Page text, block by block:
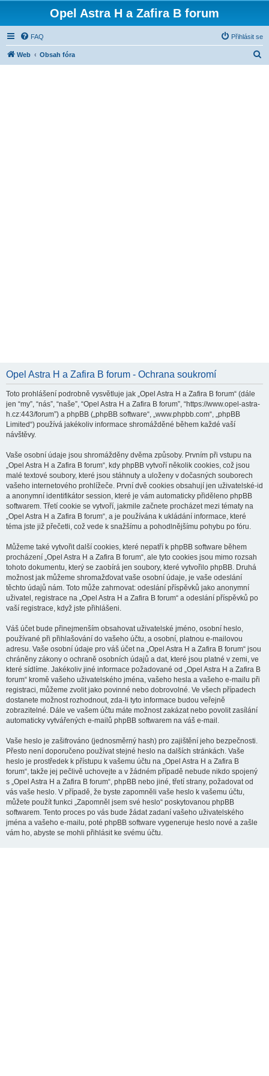
Opel Astra H a Zafira B forum
FAQ Přihlásit se
Web Obsah fóra
Opel Astra H a Zafira B forum - Ochrana soukromí
Toto prohlášení podrobně vysvětluje jak „Opel Astra H a Zafira B forum“ (dále
jen “my”, “nás”, “naše”, “Opel Astra H a Zafira B forum”, “https://www.opel-astra-
h.cz:443/forum”) a phpBB („phpBB software“, „www.phpbb.com“, „phpBB
Limited“) používá jakékoliv informace shromážděné během každé vaší
návštěvy.
Vaše osobní údaje jsou shromážděny dvěma způsoby. Prvním při vstupu na
„Opel Astra H a Zafira B forum“, kdy phpBB vytvoří několik cookies, což jsou
malé textové soubory, které jsou stáhnuty a uloženy v dočasných souborech
vašeho internetového prohlížeče. První dvě cookies obsahují jen uživatelské-id
a anonymní identifikátor session, které je vám automaticky přiděleno phpBB
softwarem. Třetí cookie se vytvoří, jakmile začnete procházet mezi tématy na
„Opel Astra H a Zafira B forum“, a je používána k ukládání informace, které
téma jste již přečetli, což vede k snažšímu a pohodlnějšímu pohybu po fóru.
Můžeme také vytvořit další cookies, které nepatří k phpBB software během
procházení „Opel Astra H a Zafira B forum“, ale tyto cookies jsou mimo rozsah
tohoto dokumentu, který se zaobírá jen soubory, které vytvořilo phpBB. Druhá
možnost jak můžeme shromažďovat vaše osobní údaje, je vaše odeslání
těchto údajů nám. Toto může zahrnovat: odeslání příspěvků jako anonymní
uživatel, registrace na „Opel Astra H a Zafira B forum“ a odeslání příspěvků po
vaší registrace, když jste přihlášeni.
Váš účet bude přinejmenším obsahovat uživatelské jméno, osobní heslo,
používané při přihlašování do vašeho účtu, a osobní, platnou e-mailovou
adresu. Vaše osobní údaje pro váš účet na „Opel Astra H a Zafira B forum“ jsou
chráněny zákony o ochraně osobních údajů a dat, které jsou platné v zemi, ve
které sídlíme. Jakékoliv jiné informace požadované od „Opel Astra H a Zafira B
forum“ kromě vašeho uživatelského jména, vašeho hesla a vašeho e-mailu při
registraci, můžeme zvolit jako povinné nebo dobrovolné. Ve všech případech
dostanete možnost rozhodnout, zda-li tyto informace budou veřejně
zobrazitelné. Dále ve vašem účtu máte možnost zakázat nebo povolit zasílání
automaticky vytvářených e-mailů phpBB softwarem na váš e-mail.
Vaše heslo je zašifrováno (jednosměrný hash) pro zajištění jeho bezpečnosti.
Přesto není doporučeno používat stejné heslo na dalších stránkách. Vaše
heslo je prostředek k přístupu k vašemu účtu na „Opel Astra H a Zafira B
forum“, takže jej pečlivě uchovejte a v žádném případě nebude nikdo spojený
s „Opel Astra H a Zafira B forum“, phpBB nebo jiné, třetí strany, požadovat od
vás vaše heslo. V případě, že byste zapomněli vaše heslo k vašemu účtu,
můžete použít funkci „Zapomněl jsem své heslo“ poskytovanou phpBB
softwarem. Tento proces po vás bude žádat zadaní vašeho uživatelského
jména a vašeho e-mailu, poté phpBB software vygeneruje heslo nové a zašle
vám ho, abyste se mohli přihlásit ke svému účtu.